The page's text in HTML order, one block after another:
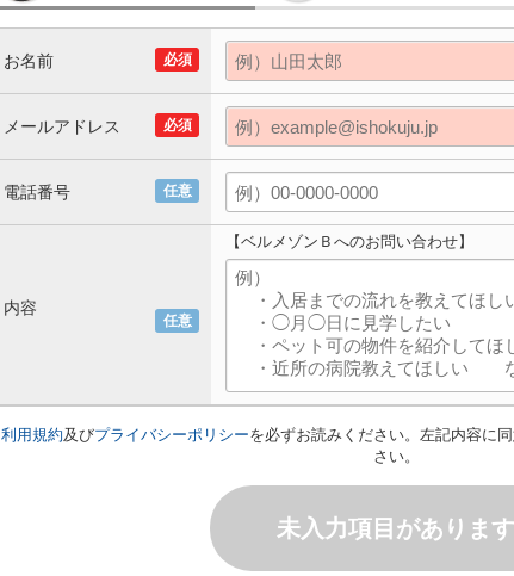
必須
お名前
必須
メールアドレス
任意
電話番号
任意
内容
【ベルメゾンＢへのお問い合わせ】
利用規約及びプライバシーポリシーを必ずお読みください。左記内容に
さい。
未入力項目があります